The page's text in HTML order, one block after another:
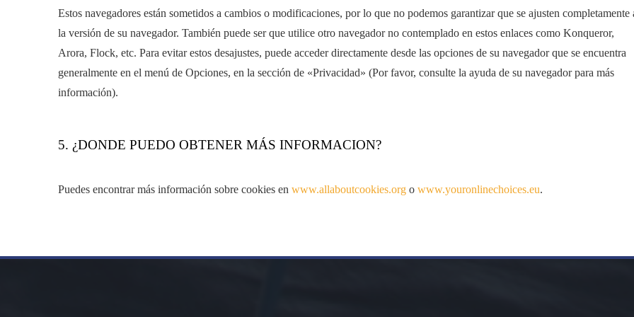
Estos navegadores están sometidos a cambios o modificaciones, por lo que no podemos garantizar que se ajusten completamente
la versión de su navegador. También puede ser que utilice otro navegador no contemplado en estos enlaces como Konqueror,
Arora, Flock, etc. Para evitar estos desajustes, puede acceder directamente desde las opciones de su navegador que se encuentra
generalmente en el menú de Opciones, en la sección de «Privacidad» (Por favor, consulte la ayuda de su navegador para más
información).
5. ¿DONDE PUEDO OBTENER MÁS INFORMACION?
Puedes encontrar más información sobre cookies en www.allaboutcookies.org o www.youronlinechoices.eu.